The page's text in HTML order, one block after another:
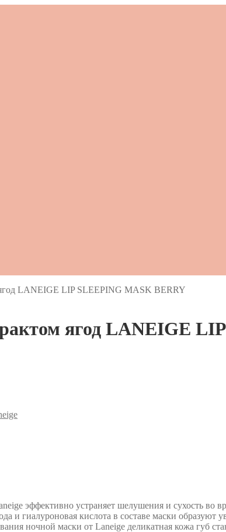
LANEIGE LIP SLEEPING MASK BERRY
ягод LANEIGE
эффективно устраняет шелушения и сухость
и гиалуроновая кислота в составе маски
ночной маски от Laneige деликатная кожа губ